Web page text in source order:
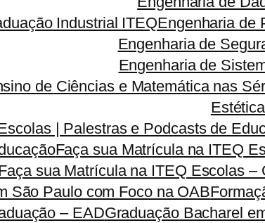
Industrial ITEQEngenharia de
Engenharia de
Engenharia de
de Ciências e Matemática nas
| Palestras e Podcasts de
Faça sua Matrícula na ITEQ
sua Matrícula na ITEQ Escolas
São Paulo com Foco na OAB
– EADGraduação Bacharel